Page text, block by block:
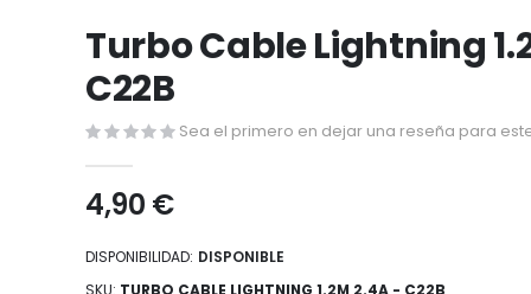
al
comienzo
de
galería
de
imágenes
Turbo Cable Lightning
C22B
Sea el primero en dejar una reseña para
4,90 €
DISPONIBILIDAD: DISPONIBLE